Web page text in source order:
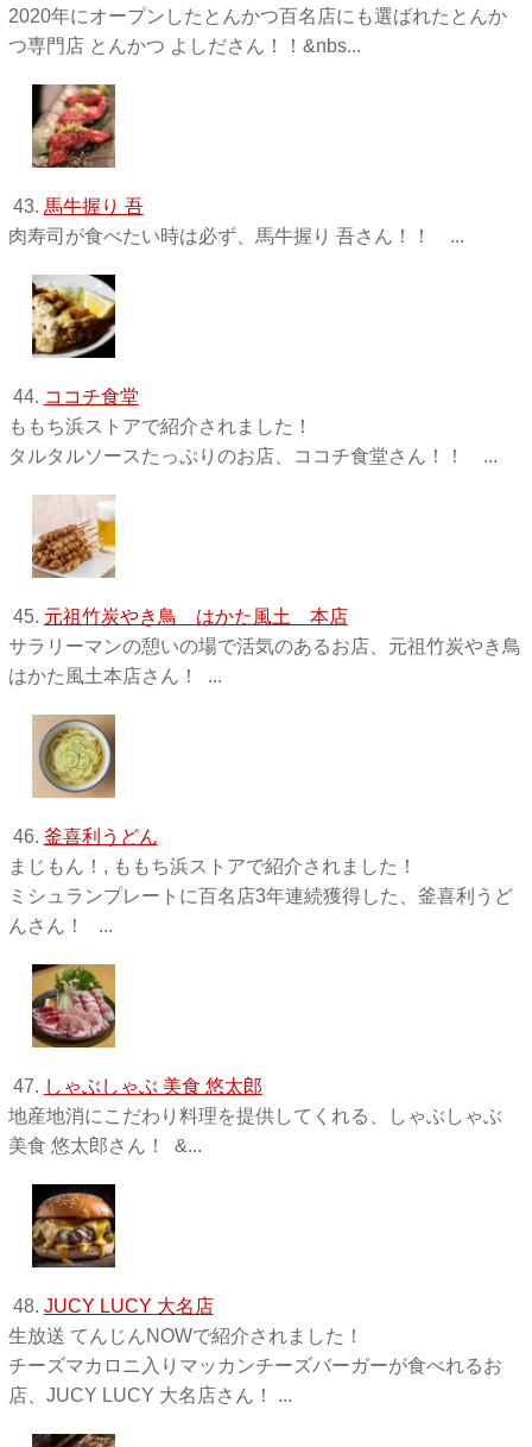
2020年にオープンしたとんかつ百名店にも選ばれたとんか
つ専門店 とんかつ よしださん！！&nbs...
43. 馬牛握り 吾
肉寿司が食べたい時は必ず、馬牛握り 吾さん！！ ...
44. ココチ食堂
ももち浜ストアで紹介されました！
タルタルソースたっぷりのお店、ココチ食堂さん！！ ...
45. 元祖竹炭やき鳥 はかた風土 本店
サラリーマンの憩いの場で活気のあるお店、元祖竹炭やき鳥
はかた風土本店さん！ ...
46. 釜喜利うどん
まじもん！, ももち浜ストアで紹介されました！
ミシュランプレートに百名店3年連続獲得した、釜喜利うど
んさん！ ...
47. しゃぶしゃぶ 美食 悠太郎
地産地消にこだわり料理を提供してくれる、しゃぶしゃぶ
美食 悠太郎さん！ &...
48. JUCY LUCY 大名店
生放送 てんじんNOWで紹介されました！
チーズマカロニ入りマッカンチーズバーガーが食べれるお
店、JUCY LUCY 大名店さん！ ...